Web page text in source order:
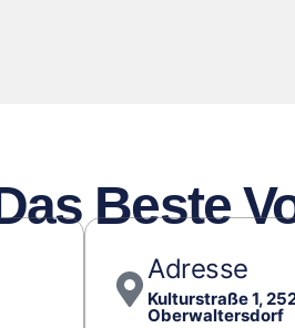
Beste
Adresse
Kulturstraße 1,
Oberwaltersdorf